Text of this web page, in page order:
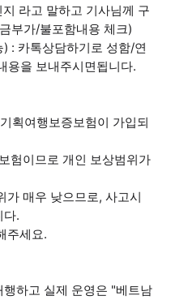
라고 말하고 기사님께 구
부가/불포함내용 체크)
: 카톡상담하기로 성함/연
용을 보내주시면됩니다.
획여행보증보험이 가입되
험이므로 개인 보상범위가
가 매우 낮으므로, 사고시
다.
주세요.
하고 실제 운영은 "베트남